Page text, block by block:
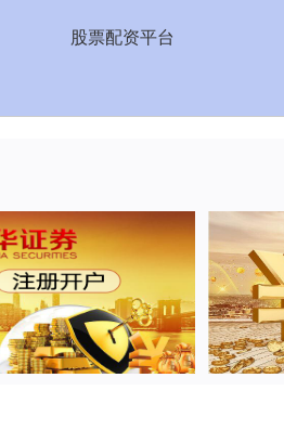
股票配资平台